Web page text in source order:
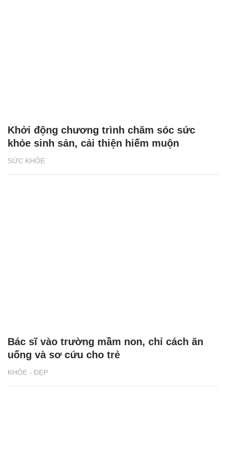
SỨC KHỎE
Khởi động chương trình chăm sóc sức
khỏe sinh sản, cải thiện hiếm muộn
KHỎE - ĐẸP
Bác sĩ vào trường mầm non, chỉ cách ăn
uống và sơ cứu cho trẻ